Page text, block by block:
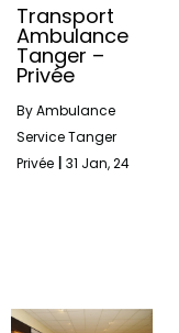
Transport
Ambulance
Tanger –
Privée
ByAmbulance
Service Tanger
Privée
31 Jan, 24